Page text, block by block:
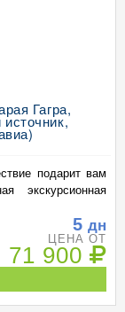
Гагра,
подарит вам
экскурсионная
5 дн
ЦЕНА ОТ
71 900